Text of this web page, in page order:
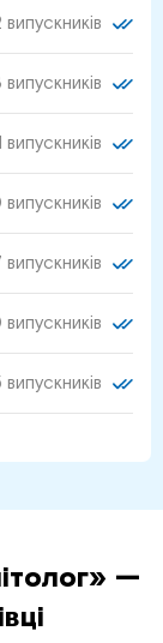
випускників
випускників
випускників
—